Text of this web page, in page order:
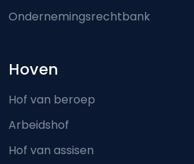
Ondernemingsrechtbank
Hoven
Hof van beroep
Arbeidshof
Hof van assisen